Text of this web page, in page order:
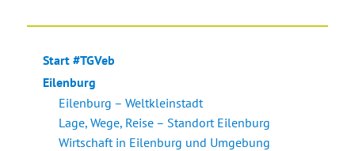
Start #TGVeb
Eilenburg
Eilenburg – Weltkleinstadt
Lage, Wege, Reise – Standort Eilenburg
Wirtschaft in Eilenburg und Umgebung